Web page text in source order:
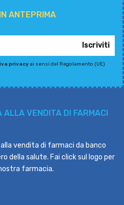
ANTEPRIMA
Iscriviti
privacyai sensi del Regolamento (UE)
VENDITA DI FARMACI
vendita di farmaci da banco
della salute. Fai click sul logo per
farmacia.